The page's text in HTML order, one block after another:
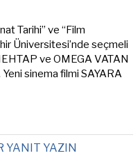
Tarihi” ve “Film
Üniversitesi’nde seçmeli
ve OMEGA VATAN
Yeni sinema filmi SAYARA
YANIT YAZIN